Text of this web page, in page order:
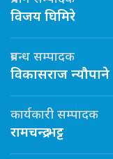
विजय घिमिरे
प्रबन्ध सम्पादक
विकासराज न्यौपाने
कार्यकारी सम्पादक
रामचन्द्र भट्ट